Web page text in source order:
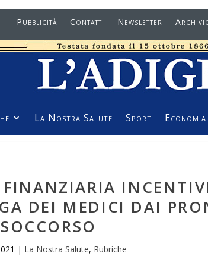
Pubblicità Contatti Newsletter
La Nostra Salute Sport
DEI MEDICI DAI
SOCCORSO
| La Nostra Salute, Rubriche